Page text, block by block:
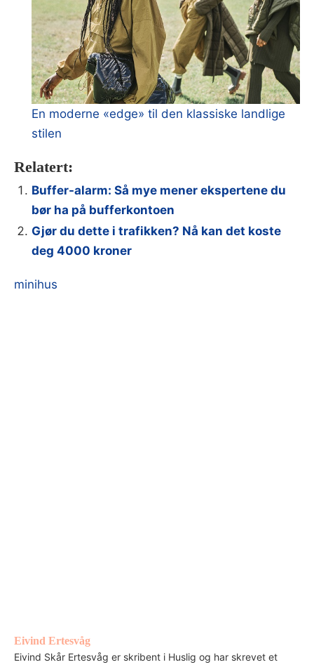
En moderne «edge» til den klassiske landlige
stilen
Relatert:
Buffer-alarm: Så mye mener ekspertene du
bør ha på bufferkontoen
Gjør du dette i trafikken? Nå kan det koste
deg 4000 kroner
minihus
Eivind Ertesvåg
Eivind Skår Ertesvåg er skribent i Huslig og har skrevet et